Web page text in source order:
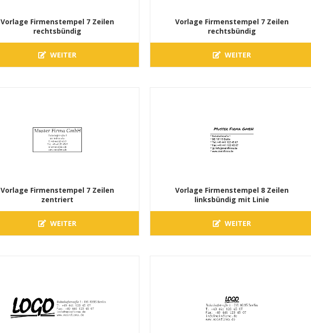
Vorlage Firmenstempel 7 Zeilen
rechtsbündig
WEITER
Vorlage Firmenstempel 7 Zeilen
rechtsbündig
WEITER
Vorlage Firmenstempel 7 Zeilen
zentriert
WEITER
Vorlage Firmenstempel 8 Zeilen
linksbündig mit Linie
WEITER